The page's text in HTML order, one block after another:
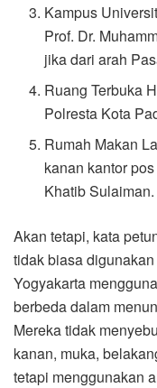
Kampus
Prof. Dr.
jika dari arah
Ruang Terbuka
Polresta Kota
Rumah Makan
kanan kantor
Khatib Sulaiman.
Akan tetapi, kata
tidak biasa
Yogyakarta
berbeda dalam
Mereka tidak
kanan, muka,
tetapi menggunakan